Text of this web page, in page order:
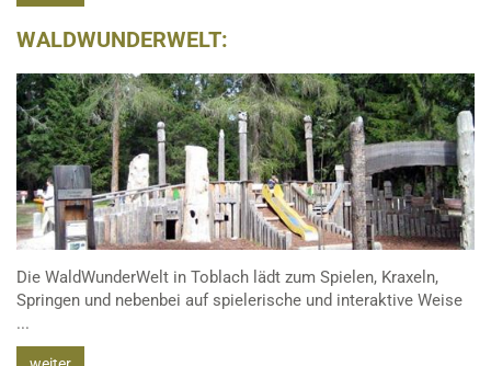
WALDWUNDERWELT:
Die WaldWunderWelt in Toblach lädt zum Spielen, Kraxeln,
Springen und nebenbei auf spielerische und interaktive Weise
...